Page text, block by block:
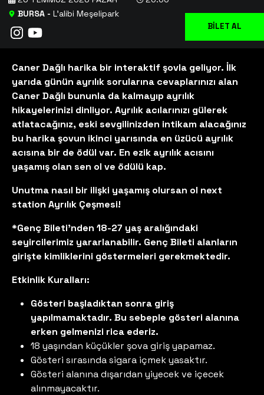
BURSA- L’alibi Meşelipark
BİLET AL
Caner Dağlı harika bir interaktif şovla geliyor. İlk
yarıda günün ayrılık sorularına cevaplarınızı alan
Caner Dağlı bununla da kalmayıp ayrılık
hikayelerinizi dinliyor. Ayrılık acılarınızı gülerek
atlatacağınız, eski sevgilinizden intikam alacağınız
bu harika şovun ikinci yarısında en üzücü ayrılık
acısına bir de ödül var. En ezik ayrılık acısını
yaşamış olan sen ol ve ödülü kap.
Unutma nasıl bir ilişki yaşamış olursan ol next
station Ayrılık Çeşmesi!
*Genç Bileti'nden 18-27 yaş aralığındaki
seyircilerimiz yararlanabilir. Genç Bileti alanların
girişte kimliklerini göstermeleri gerekmektedir.
Etkinlik Kuralları:
Gösteri başladıktan sonra giriş
yapılmamaktadır. Bu sebeple gösteri alanına
erken gelmenizi rica ederiz.
18 yaşından küçükler şova giriş yapamaz.
Gösteri sırasında sigara içmek yasaktır.
Gösteri alanına dışarıdan yiyecek ve içecek
alınmayacaktır.